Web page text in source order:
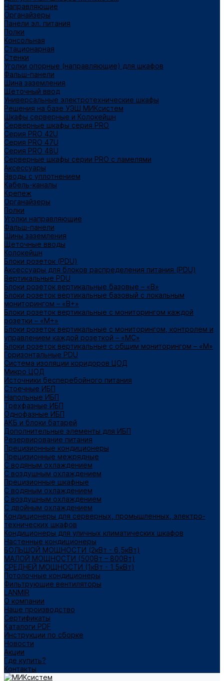
Направляющие
Органайзеры
Панели эл. питания
Полки
Консольная
Стационарная
Стенки
Уголки опорные (направляющие) для шкафов
Фальш-панели
Шина заземления
Щеточный ввод
Универсальные электротехнические шкафы
Решения на базе УЭШ МИКсистем
Шкафы серверные и Колокейшн
Серверные шкафы серия PRO
Серия PRO 42U
Серия PRO 47U
Серия PRO 48U
Серверные шкафы серии PRO с ламелями
Аксессуары
Вводы с уплотнением
Кабель-каналы
Крепеж
Органайзеры
Полки
Уголки направляющие
Фальш-панели
Шины заземления
Щеточные вводы
Колокейшн
Блоки розеток (PDU)
Аксессуары для блоков распределения питания (PDU)
Вертикальные PDU
Блоки розеток вертикальные базовые – «В»
Блоки розеток вертикальные базовый с локальным
мониторингом – «В+»
Блоки розеток вертикальные с мониторингом каждой
розетки – «М+»
Блоки розеток вертикальные с мониторингом, контролем и
управлением каждой розеткой – «МС»
Блоки розеток вертикальные с общим мониторингом – «М»
Горизонтальные PDU
Система изоляции коридоров ЦОД
Микро ЦОД
Источники бесперебойного питания
Стоечные ИБП
Напольные ИБП
Трёхфазные ИБП
Однофазные ИБП
АКБ и блоки батарей
Дополнительные элементы для ИБП
Резервирование питания
Прецизионные кондиционеры
Прецизионные межрядные
С водяным охлаждением
С воздушным охлаждением
Прецизионные шкафные
С водяным охлаждением
С воздушным охлаждением
С двойным охлаждением
Кондиционеры для серверных, промышленных, электро-
технических шкафов
Кондиционеры для уличных климатических шкафов
Настенные кондиционеры
БОЛЬШОЙ МОЩНОСТИ (2кВт - 6,5кВт)
МАЛОЙ МОЩНОСТИ (500Вт – 800Вт)
СРЕДНЕЙ МОЩНОСТИ (1кВт - 1,5кВт)
Потолочные кондиционеры
Фильтрующие вентиляторы
LANMIR
О компании
Наше производство
Сертификаты
Каталоги PDF
Инструкции по сборке
Новости
Акции
Где купить?
Контакты